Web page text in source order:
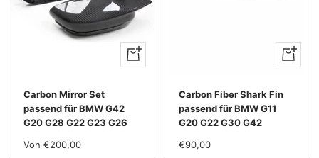
Ansehen
Carbon Mirror Set
passend für BMW G42
G20 G28 G22 G23 G26
Im
Von €200,00
+
Carbon Fiber Shark Fin
passend für BMW G11
G20 G22 G30 G42
Im
€90,00